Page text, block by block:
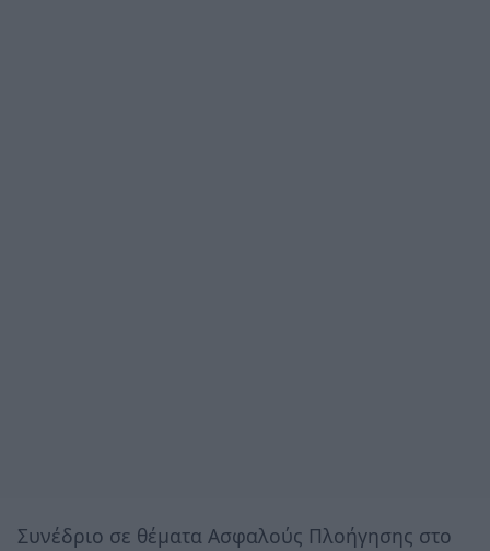
Συνέδριο σε θέματα Ασφαλούς Πλοήγησης στο